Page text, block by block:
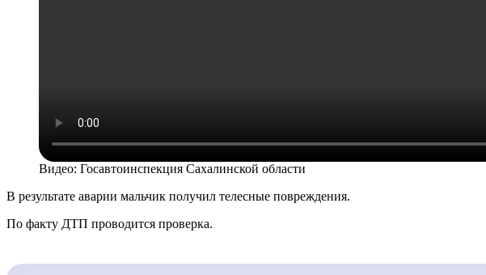
Видео: Госавтоинспекция Сахалинской области
В результате аварии мальчик получил телесные повреждения.
По факту ДТП проводится проверка.